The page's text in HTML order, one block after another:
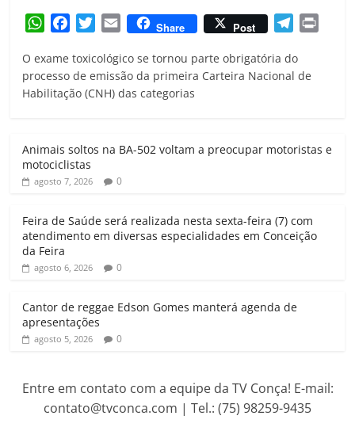
W
a
t
s
p
c
e
b
k
i
t
t
a
i
l
Share Post
l
e
m
O exame toxicológico se tornou parte obrigatória do
processo de emissão da primeira Carteira Nacional de
Habilitação (CNH) das categorias
Animais soltos na BA-502 voltam a preocupar motoristas e
motociclistas
agosto 7, 2026 0
Feira de Saúde será realizada nesta sexta-feira (7) com
atendimento em diversas especialidades em Conceição
da Feira
agosto 6, 2026 0
Cantor de reggae Edson Gomes manterá agenda de
apresentações
agosto 5, 2026 0
Entre em contato com a equipe da TV Conça! E-mail:
contato@tvconca.com | Tel.: (75) 98259-9435